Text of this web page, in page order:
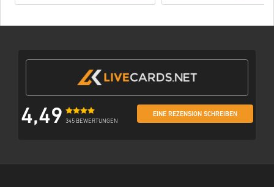
4,49 345 BEWERTUNGEN
EINE REZENSION SCHREIBEN